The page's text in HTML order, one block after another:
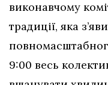
виконавчому
традиції, яка
9:00 весь